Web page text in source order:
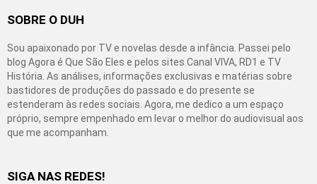
SOBRE O DUH
Sou apaixonado por TV e novelas desde a infância. Passei pelo
blog Agora é Que São Eles e pelos sites Canal VIVA, RD1 e TV
História. As análises, informações exclusivas e matérias sobre
bastidores de produções do passado e do presente se
estenderam às redes sociais. Agora, me dedico a um espaço
próprio, sempre empenhado em levar o melhor do audiovisual aos
que me acompanham.
SIGA NAS REDES!